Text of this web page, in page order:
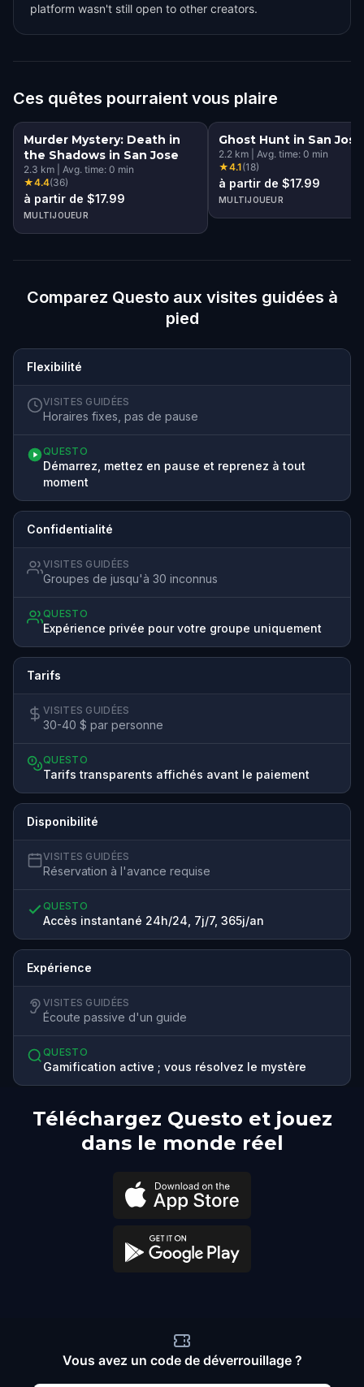
platform wasn't still open to other creators.
Ces quêtes pourraient vous plaire
Murder Mystery: Death in
the Shadows in San Jose
2.3 km Avg. time: 0 min
★4.4(36)
à partir de $17.99
MULTIJOUEUR
Ghost Hunt in San Jose
2.2 km Avg. time: 0 min
★4.1(18)
à partir de $17.99
MULTIJOUEUR
Comparez Questo aux visites guidées à
pied
Flexibilité
VISITES GUIDÉES
Horaires fixes, pas de pause
QUESTO
Démarrez, mettez en pause et reprenez à tout
moment
Confidentialité
VISITES GUIDÉES
Groupes de jusqu'à 30 inconnus
QUESTO
Expérience privée pour votre groupe uniquement
Tarifs
VISITES GUIDÉES
30-40 $ par personne
QUESTO
Tarifs transparents affichés avant le paiement
Disponibilité
VISITES GUIDÉES
Réservation à l'avance requise
QUESTO
Accès instantané 24h/24, 7j/7, 365j/an
Expérience
VISITES GUIDÉES
Écoute passive d'un guide
QUESTO
Gamification active ; vous résolvez le mystère
Téléchargez Questo et jouez
dans le monde réel
Vous avez un code de déverrouillage ?